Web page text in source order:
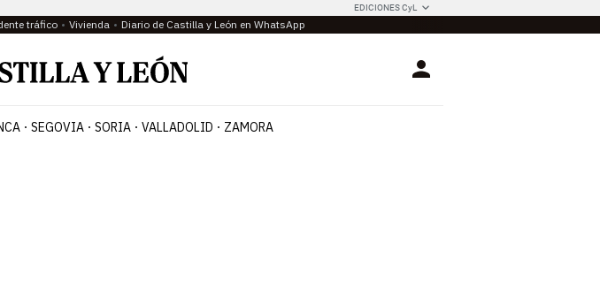
EDICIONES CyL
tráfico Vivienda Diario de Castilla y León en WhatsApp
Login
SEGOVIA SORIA VALLADOLID ZAMORA